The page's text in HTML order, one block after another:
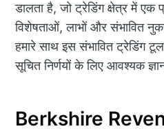
डालता है, जो ट्रेडिंग क्षेत्र में एक
विशेषताओं, लाभों और संभावित
हमारे साथ इस संभावित ट्रेडिंग
सूचित निर्णयों के लिए आवश्यक
Berkshire